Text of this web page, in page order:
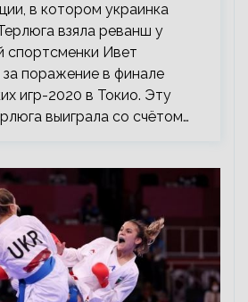
в котором украинка
взяла реванш у
спортсменки Ивет
поражение в финале
игр-2020 в Токио. Эту
выиграла со счётом…